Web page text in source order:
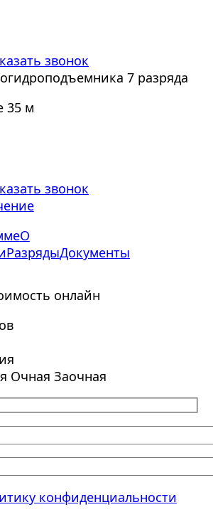
звонок
7 разряда
35 м
звонок
О
РазрядыДокументы
онлайн
Очная Заочная
конфиденциальности